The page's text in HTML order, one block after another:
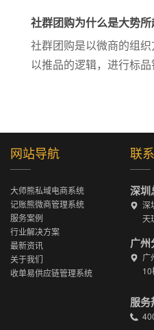
济，做微商怎样转型？大
社群团购为什么是大势
社群团购是以微商的组织
以推品的逻辑，进行标
网站导航
大师熊私域电商系统
记账熊微商管理系统
服务案例
行业解决方案
最新资讯
关于我们
收单易供应链管理系统
联
深圳
深
天
广州
广
10
服务